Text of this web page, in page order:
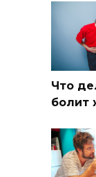
Что
болит